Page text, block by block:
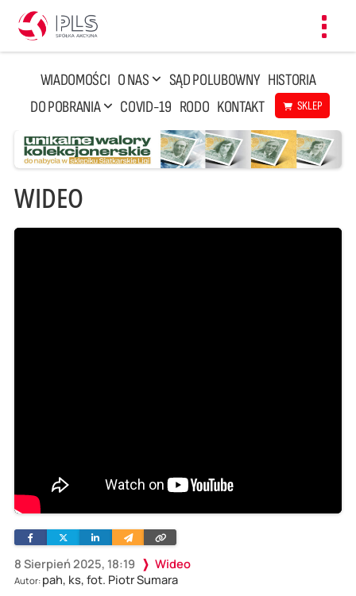
WIADOMOŚCI O NAS SĄD POLUBOWNY HISTORIA
DO POBRANIA
COVID-19 RODO KONTAKT SKLEP
WIDEO
8 Sierpień 2025, 18:19 Wideo
Autor: pah, ks, fot. Piotr Sumara
FacebookTwitterLinkedinWyślij
e-
Skopiuj
link